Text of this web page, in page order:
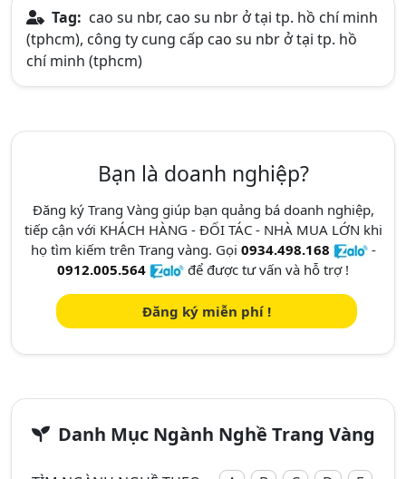
Tag: cao su nbr, cao su nbr ở tại tp. hồ chí minh
(tphcm), công ty cung cấp cao su nbr ở tại tp. hồ
chí minh (tphcm)
Bạn là doanh nghiệp?
Đăng ký Trang Vàng giúp bạn quảng bá doanh nghiệp,
tiếp cận với KHÁCH HÀNG - ĐỐI TÁC - NHÀ MUA LỚN khi
họ tìm kiếm trên Trang vàng. Gọi 0934.498.168
-
0912.005.564
để được tư vấn và hỗ trợ !
Đăng ký miễn phí !
Danh Mục Ngành Nghề Trang Vàng